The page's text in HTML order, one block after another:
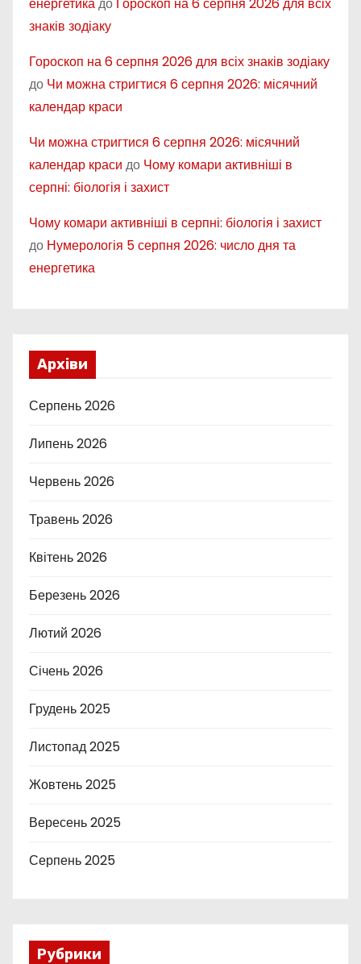
знаків зодіаку
Гороскоп на 6 серпня 2026 для всіх знаків зодіаку
до Чи можна стригтися 6 серпня 2026: місячний
календар краси
Чи можна стригтися 6 серпня 2026: місячний
календар краси до Чому комари активніші в
серпні: біологія і захист
Чому комари активніші в серпні: біологія і захист
до Нумерологія 5 серпня 2026: число дня та
енергетика
Архіви
Серпень 2026
Липень 2026
Червень 2026
Травень 2026
Квітень 2026
Березень 2026
Лютий 2026
Січень 2026
Грудень 2025
Листопад 2025
Жовтень 2025
Вересень 2025
Серпень 2025
Рубрики